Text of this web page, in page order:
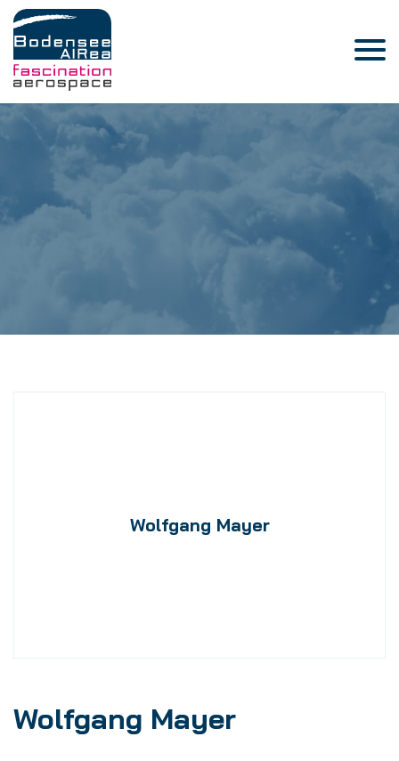
Wolfgang Mayer
Wolfgang Mayer